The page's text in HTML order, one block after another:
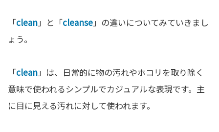
「clean」と「cleanse」の違いについてみていきまし
ょう。
「clean」は、日常的に物の汚れやホコリを取り除く
意味で使われるシンプルでカジュアルな表現です。主
に目に見える汚れに対して使われます。